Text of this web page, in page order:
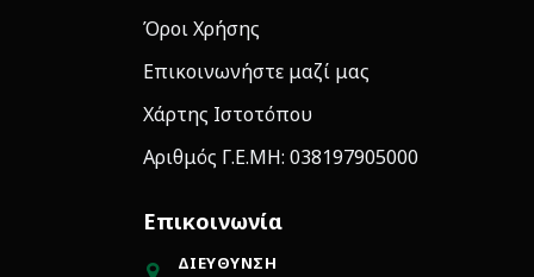
Όροι Χρήσης
Επικοινωνήστε μαζί μας
Χάρτης Ιστοτόπου
Αριθμός Γ.Ε.ΜΗ: 038197905000
Επικοινωνία
ΔΙΕΎΘΥΝΣΗ